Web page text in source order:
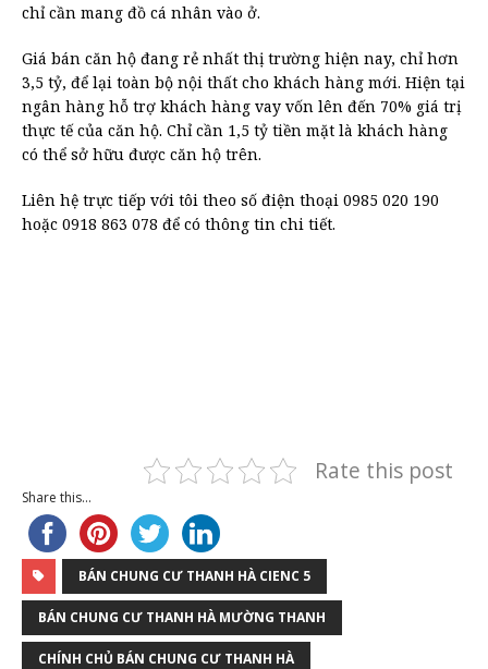
chỉ cần mang đồ cá nhân vào ở.
Giá bán căn hộ đang rẻ nhất thị trường hiện nay, chỉ hơn
3,5 tỷ, để lại toàn bộ nội thất cho khách hàng mới. Hiện tại
ngân hàng hỗ trợ khách hàng vay vốn lên đến 70% giá trị
thực tế của căn hộ. Chỉ cần 1,5 tỷ tiền mặt là khách hàng
có thể sở hữu được căn hộ trên.
Liên hệ trực tiếp với tôi theo số điện thoại 0985 020 190
hoặc 0918 863 078 để có thông tin chi tiết.
Rate this post
Share this...
BÁN CHUNG CƯ THANH HÀ CIENC 5
BÁN CHUNG CƯ THANH HÀ MƯỜNG THANH
CHÍNH CHỦ BÁN CHUNG CƯ THANH HÀ